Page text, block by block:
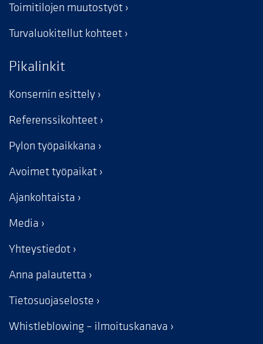
Toimitilojen muutostyöt
Turvaluokitellut kohteet
Pikalinkit
Konsernin esittely
Referenssikohteet
Pylon työpaikkana
Avoimet työpaikat
Ajankohtaista
Media
Yhteystiedot
Anna palautetta
Tietosuojaseloste
Whistleblowing – ilmoituskanava